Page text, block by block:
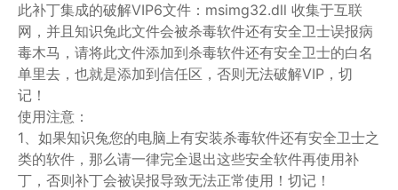
此补丁集成的破解VIP6文件：msimg32.dll 收集于互联
网，并且知识兔此文件会被杀毒软件还有安全卫士误报病
毒木马，请将此文件添加到杀毒软件还有安全卫士的白名
单里去，也就是添加到信任区，否则无法破解VIP，切
记！
使用注意：
1、如果知识兔您的电脑上有安装杀毒软件还有安全卫士之
类的软件，那么请一律完全退出这些安全软件再使用补
丁，否则补丁会被误报导致无法正常使用！切记！